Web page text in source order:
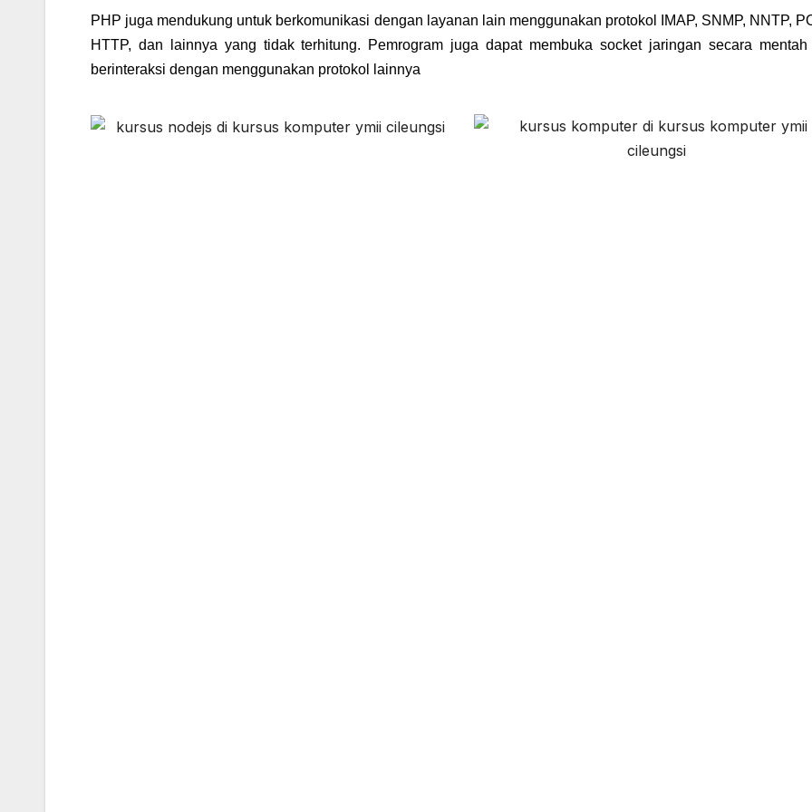
PHP juga mendukung untuk berkomunikasi dengan layanan lain menggunakan protokol IMAP, SNMP, NNTP,
HTTP, dan lainnya yang tidak terhitung. Pemrogram juga dapat membuka socket jaringan secara mentah
berinteraksi dengan menggunakan protokol lainnya